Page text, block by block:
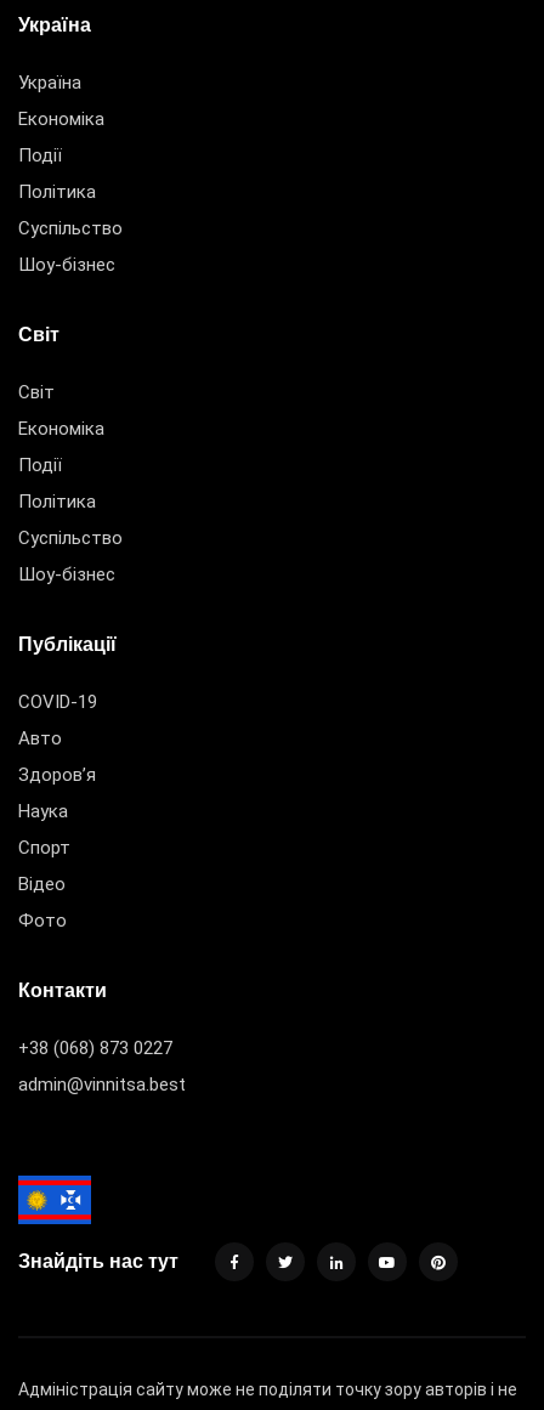
Україна
Україна
Економіка
Події
Політика
Суспільство
Шоу-бізнес
Світ
Світ
Економіка
Події
Політика
Суспільство
Шоу-бізнес
Публікації
COVID-19
Авто
Здоров’я
Наука
Спорт
Відео
Фото
Контакти
+38 (068) 873 0227
admin@vinnitsa.best
Знайдіть нас тут
Адміністрація сайту може не поділяти точку зору авторів і не